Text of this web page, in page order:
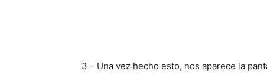
3 – Una vez hecho esto, nos aparece la